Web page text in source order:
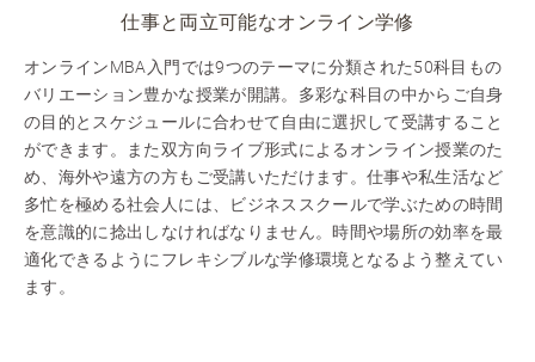
仕事と両立可能なオンライン学修
オンラインMBA入門では9つのテーマに分類された50科目もの
バリエーション豊かな授業が開講。多彩な科目の中からご自身
の目的とスケジュールに合わせて自由に選択して受講すること
ができます。また双方向ライブ形式によるオンライン授業のた
め、海外や遠方の方もご受講いただけます。仕事や私生活など
多忙を極める社会人には、ビジネススクールで学ぶための時間
を意識的に捻出しなければなりません。時間や場所の効率を最
適化できるようにフレキシブルな学修環境となるよう整えてい
ます。